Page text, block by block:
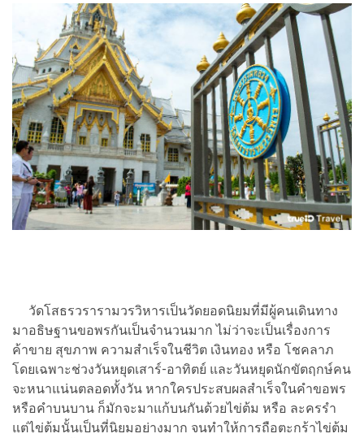
วัดโสธรวรารามวรวิหารเป็นวัดยอดนิยมที่มีผู้คนเดินทาง
มาอธิษฐานขอพรกันเป็นจำนวนมาก ไม่ว่าจะเป็นเรื่องการ
ค้าขาย สุขภาพ ความสำเร็จในชีวิต เงินทอง หรือ โชคลาภ
โดยเฉพาะช่วงวันหยุดเสาร์-อาทิตย์ และวันหยุดนักขัตฤกษ์คน
จะหนาแน่นตลอดทั้งวัน หากใครประสบผลสำเร็จในคำขอพร
หรือคำบนบาน ก็มักจะมาแก้บนกันด้วยไข่ต้ม หรือ ละครรำ
แต่ไข่ต้มนั้นเป็นที่นิยมอย่างมาก จนทำให้การถือตะกร้าไข่ต้ม